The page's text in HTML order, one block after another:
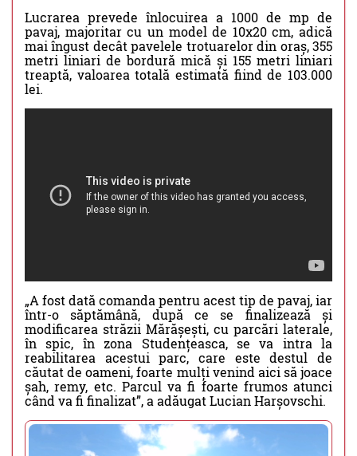
Lucrarea prevede înlocuirea a 1000 de mp de
pavaj, majoritar cu un model de 10x20 cm, adică
mai îngust decât pavelele trotuarelor din oraș, 355
metri liniari de bordură mică și 155 metri liniari
treaptă, valoarea totală estimată fiind de 103.000
lei.
„A fost dată comanda pentru acest tip de pavaj, iar
într-o săptămână, după ce se finalizează și
modificarea străzii Mărășești, cu parcări laterale,
în spic, în zona Studențeasca, se va intra la
reabilitarea acestui parc, care este destul de
căutat de oameni, foarte mulți venind aici să joace
șah, remy, etc. Parcul va fi foarte frumos atunci
când va fi finalizat”, a adăugat Lucian Harșovschi.